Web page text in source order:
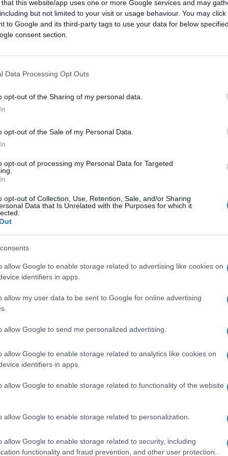
that this website/app uses one or more Google services and may
but not limited to your visit or usage behaviour. You may
to Google and its third-party tags to use your data for below
consent section.
Data Processing Opt Outs
opt-out of the Sharing of my personal data.
opt-out of the Sale of my Personal Data.
opt-out of processing my Personal Data for Targeted
opt-out of Collection, Use, Retention, Sale, and/or Sharing
Data that Is Unrelated with the Purposes for which it
allow Google to enable storage related to advertising like cookies on
identifiers in apps.
allow my user data to be sent to Google for online advertising
allow Google to send me personalized advertising.
allow Google to enable storage related to analytics like cookies on
identifiers in apps.
allow Google to enable storage related to functionality of the website
allow Google to enable storage related to personalization.
allow Google to enable storage related to security, including
functionality and fraud prevention, and other user protection.
apocalittica e terrorismo
che senza energia abbondante e stabile
competitiva e non esiste
troppo tardi
quasi tutto sugli
ancora lontana dalla piena maturità
passi altri dieci anni a discutere di
perfetta: modulari, più piccoli,
realtà è meno entusiasmante. Oggi
rispetto ai grandi reattori
una filiera industriale realmente
come gli AP1000 o gli APR-1400
Certo, richiedono investimenti
rappresentano una tecnologia
sugli SMR rischia di trasformarsi
ideologica
È politico
sono i costi o i tempi industriali, ma
negli anni attorno ai dogmi
dei servizi infinite, opposizioni